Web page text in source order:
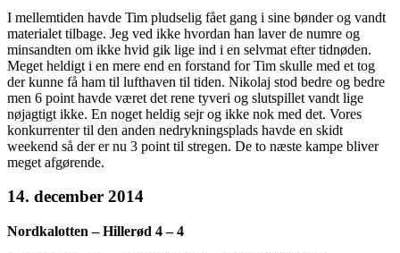
I mellemtiden havde Tim pludselig fået gang i sine bønder og vandt
materialet tilbage. Jeg ved ikke hvordan han laver de numre og
minsandten om ikke hvid gik lige ind i en selvmat efter tidnøden.
Meget heldigt i en mere end en forstand for Tim skulle med et tog
der kunne få ham til lufthaven til tiden. Nikolaj stod bedre og bedre
men 6 point havde været det rene tyveri og slutspillet vandt lige
nøjagtigt ikke. En noget heldig sejr og ikke nok med det. Vores
konkurrenter til den anden nedrykningsplads havde en skidt
weekend så der er nu 3 point til stregen. De to næste kampe bliver
meget afgørende.
14. december 2014
Nordkalotten – Hillerød 4 – 4